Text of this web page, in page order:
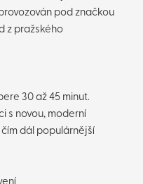
pod značkou
z pražského
30 až 45 minut.
s novou, moderní
dál populárnější